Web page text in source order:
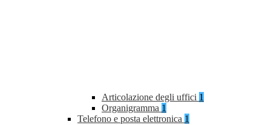
Articolazione degli uffici 1
Organigramma 1
Telefono e posta elettronica 1